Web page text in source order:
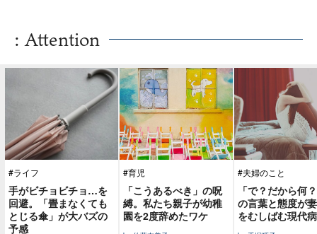
: Attention
#ライフ
手がビチョビチョ…を
回避。「畳まなくても
とじる傘」が大バズの
予感
#育児
「こうあるべき」の呪
縛。私たち親子が幼稚
園を2度辞めたワケ
#夫婦のこと
「で？だから何
の言葉と態度が
をむしばむ現代病